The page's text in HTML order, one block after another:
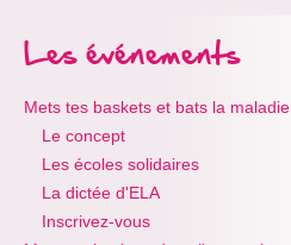
Les événements
Mets tes baskets et bats la maladie
Le concept
Les écoles solidaires
La dictée d'ELA
Inscrivez-vous